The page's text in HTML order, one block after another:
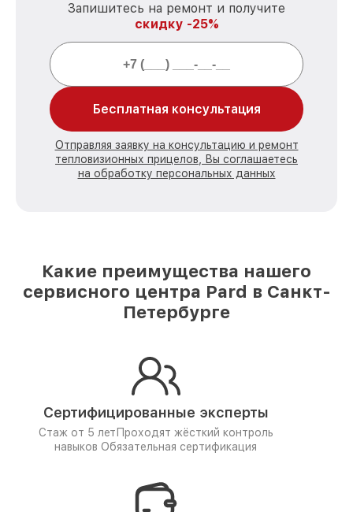
Запишитесь на ремонт и получите
скидку -25%
Бесплатная консультация
Отправляя заявку на консультацию и ремонт
тепловизионных прицелов, Вы соглашаетесь
на обработку персональных данных
Какие преимущества нашего
сервисного центра Pard в Санкт-
Петербурге
Сертифицированные эксперты
Стаж от 5 лет Проходят жёсткий контроль
навыков Обязательная сертификация